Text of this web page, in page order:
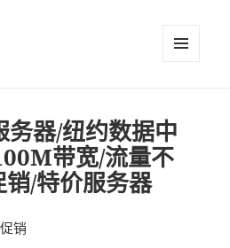
器/纽约数据中
带宽/流量不
/特价服务器
销